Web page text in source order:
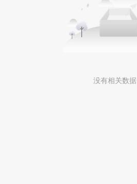
没有相关数据